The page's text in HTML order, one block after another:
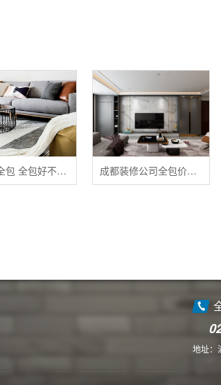
什么是全包 全包好不好 全包装修注意事项有哪些 成都装修公司全包价格 成都全包装修多少钱一平
地址：